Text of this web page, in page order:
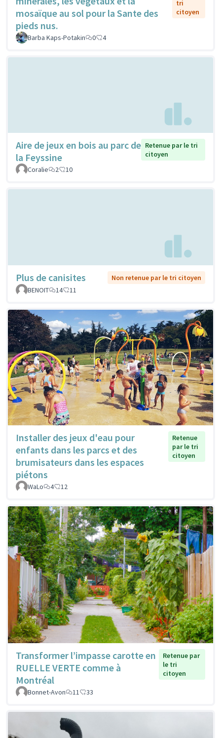
mosaïque au sol pour la Sante des
pieds nus.
tri
citoyen
Barba Kaps-Potakin 0 4
Aire de jeux en bois au parc de
la Feyssine
Retenue par le tri
citoyen
Coralie
2 10
Plus de canisites
Non retenue par le tri citoyen
BENOIT
14 11
Installer des jeux d'eau pour
enfants dans les parcs et des
brumisateurs dans les espaces
piétons
Retenue
par le tri
citoyen
WaLo 4 12
Transformer l’impasse carotte en
RUELLE VERTE comme à
Montréal
Retenue par
le tri
citoyen
Bonnet-Avon 11 33